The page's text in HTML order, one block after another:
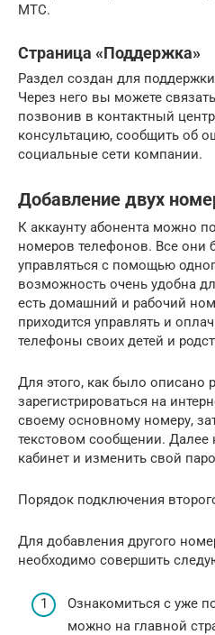
МТС.
Страница «Поддержка»
Раздел создан для
Через него вы можете
позвонив в контактный
консультацию, сообщить об
социальные сети компании.
Добавление двух
К аккаунту абонента можно
номеров телефонов. Все они
управляться с помощью
возможность очень удобна
есть домашний и рабочий
приходится управлять и
телефоны своих детей и
Для этого, как было описано
зарегистрироваться на
своему основному номеру,
текстовом сообщении.
кабинет и изменить свой
Порядок подключения
Для добавления другого
необходимо совершить
Ознакомиться с уже
можно на главной